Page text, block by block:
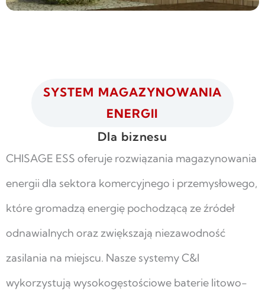
SYSTEM MAGAZYNOWANIA
ENERGII
Dla biznesu
CHISAGE ESS oferuje rozwiązania magazynowania
energii dla sektora komercyjnego i przemysłowego,
które gromadzą energię pochodzącą ze źródeł
odnawialnych oraz zwiększają niezawodność
zasilania na miejscu. Nasze systemy C&I
wykorzystują wysokogęstościowe baterie litowo-